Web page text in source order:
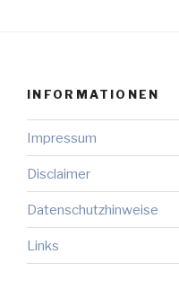
INFORMATIONEN
Impressum
Disclaimer
Datenschutzhinweise
Links